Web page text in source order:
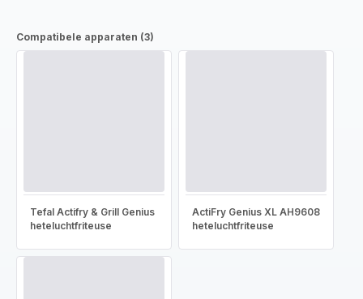
Compatibele apparaten (3)
Tefal Actifry & Grill Genius
heteluchtfriteuse
ActiFry Genius XL AH9608
heteluchtfriteuse